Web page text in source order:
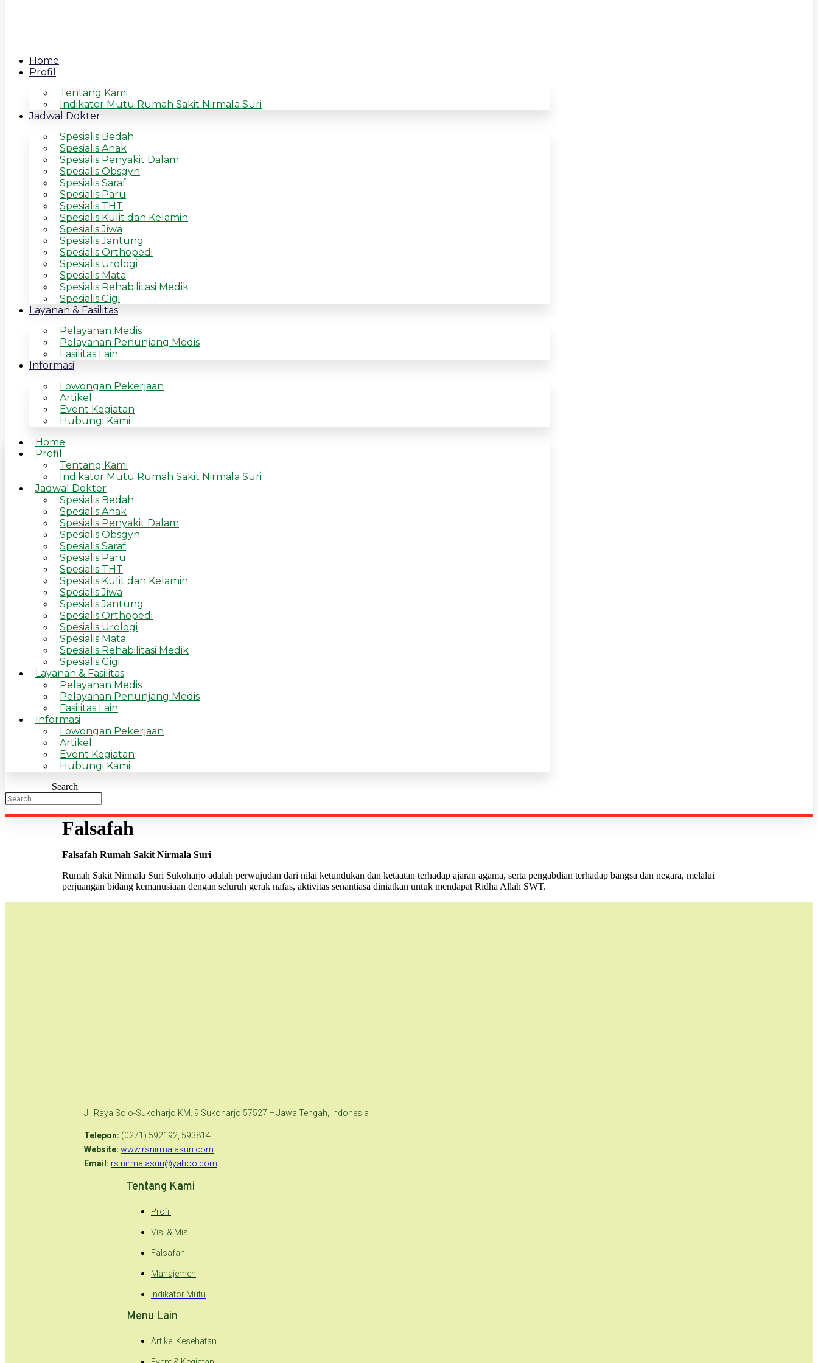
Home
Profil
Tentang Kami
Indikator Mutu Rumah Sakit Nirmala Suri
Jadwal Dokter
Spesialis Bedah
Spesialis Anak
Spesialis Penyakit Dalam
Spesialis Obsgyn
Spesialis Saraf
Spesialis Paru
Spesialis THT
Spesialis Kulit dan Kelamin
Spesialis Jiwa
Spesialis Jantung
Spesialis Orthopedi
Spesialis Urologi
Spesialis Mata
Spesialis Rehabilitasi Medik
Spesialis Gigi
Layanan & Fasilitas
Pelayanan Medis
Pelayanan Penunjang Medis
Fasilitas Lain
Informasi
Lowongan Pekerjaan
Artikel
Event Kegiatan
Hubungi Kami
Home
Profil
Tentang Kami
Indikator Mutu Rumah Sakit Nirmala Suri
Jadwal Dokter
Spesialis Bedah
Spesialis Anak
Spesialis Penyakit Dalam
Spesialis Obsgyn
Spesialis Saraf
Spesialis Paru
Spesialis THT
Spesialis Kulit dan Kelamin
Spesialis Jiwa
Spesialis Jantung
Spesialis Orthopedi
Spesialis Urologi
Spesialis Mata
Spesialis Rehabilitasi Medik
Spesialis Gigi
Layanan & Fasilitas
Pelayanan Medis
Pelayanan Penunjang Medis
Fasilitas Lain
Informasi
Lowongan Pekerjaan
Artikel
Event Kegiatan
Hubungi Kami
Search
Falsafah
Falsafah Rumah Sakit Nirmala Suri
Rumah Sakit Nirmala Suri Sukoharjo adalah perwujudan dari nilai ketundukan dan ketaatan terhadap ajaran agama, serta pengabdian terhadap bangsa dan negara, melalui
perjuangan bidang kemanusiaan dengan seluruh gerak nafas, aktivitas senantiasa diniatkan untuk mendapat Ridha Allah SWT.
Jl. Raya Solo-Sukoharjo KM. 9 Sukoharjo 57527 – Jawa Tengah, Indonesia
Telepon: (0271) 592192, 593814
Website: www.rsnirmalasuri.com
Email: rs.nirmalasuri@yahoo.com
Tentang Kami
Profil
Visi & Misi
Falsafah
Manajemen
Indikator Mutu
Menu Lain
Artikel Kesehatan